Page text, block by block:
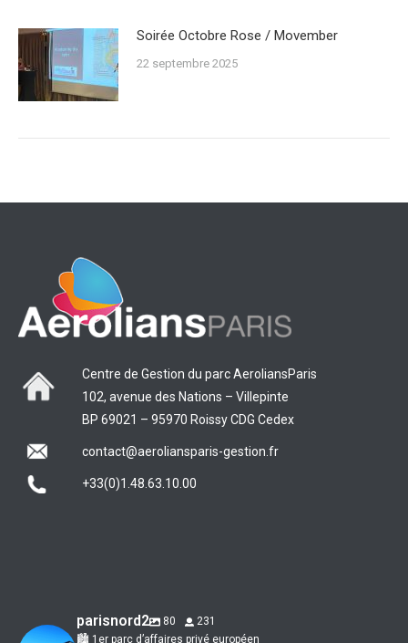
Soirée Octobre Rose / Movember
22 septembre 2025
Centre de Gestion du parc AeroliansParis
102, avenue des Nations – Villepinte
BP 69021 – 95970 Roissy CDG Cedex
contact@aeroliansparis-gestion.fr
+33(0)1.48.63.10.00
parisnord2 80
231
🏙 1er parc d’affaires privé européen